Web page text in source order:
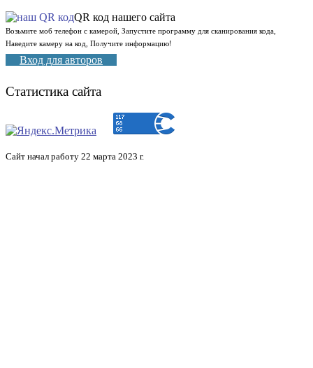
QR код нашего сайта
Возьмите моб телефон с камерой, Запустите программу для сканирования кода,
Наведите камеру на код, Получите информацию!
Вход для авторов
Статистика сайта
Сайт начал работу 22 марта 2023 г.